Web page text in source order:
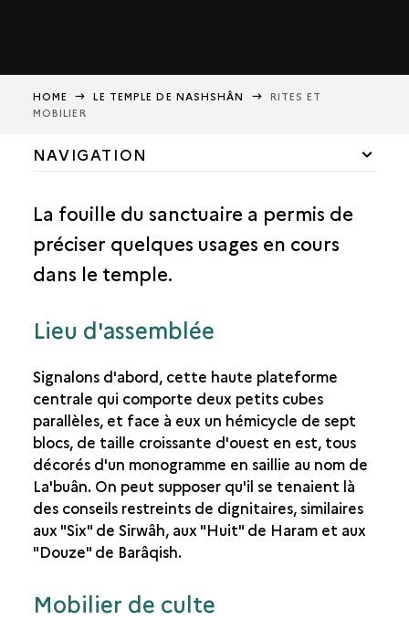
HOME LE TEMPLE DE NASHSHÂN
RITES ET
MOBILIER
NAVIGATION
AS-SAWDÂ’ ET LES AUTRES TEMPLES DU JAWF
La fouille du sanctuaire a permis de
préciser quelques usages en cours
dans le temple.
Lieu d'assemblée
Signalons d'abord, cette haute plateforme
centrale qui comporte deux petits cubes
parallèles, et face à eux un hémicycle de sept
blocs, de taille croissante d'ouest en est, tous
décorés d'un monogramme en saillie au nom de
La'buân. On peut supposer qu'il se tenaient là
des conseils restreints de dignitaires, similaires
aux "Six" de Sirwâh, aux "Huit" de Haram et aux
"Douze" de Barâqish.
Mobilier de culte